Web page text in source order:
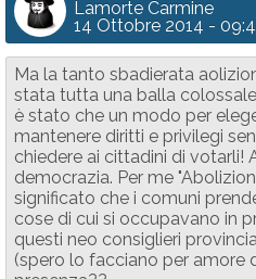
Lamorte Carmine
14 Ottobre 2014 -
Ma la tanto sbadierata
stata tutta una balla
è stato che un modo per
mantenere diritti e privilegi
chiedere ai cittadini di votarli!
democrazia. Per me
significato che i comuni
cose di cui si occupavano in
questi neo consiglieri
(spero lo facciano per amore